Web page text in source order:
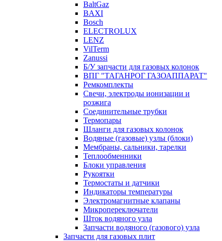
BaltGaz
BAXI
Bosch
ELECTROLUX
LENZ
VilTerm
Zanussi
Б/У запчасти для газовых колонок
ВПГ "ТАГАНРОГ ГАЗОАППАРАТ"
Ремкомплекты
Свечи, электроды ионизации и
розжига
Соединительные трубки
Термопары
Шланги для газовых колонок
Водяные (газовые) узлы (блоки)
Мембраны, сальники, тарелки
Теплообменники
Блоки управления
Рукоятки
Термостаты и датчики
Индикаторы температуры
Электромагнитные клапаны
Микропереключатели
Шток водяного узла
Запчасти водяного (газового) узла
Запчасти для газовых плит